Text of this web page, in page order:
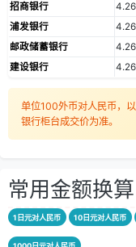
招商银行
浦发银行
邮政储蓄银行
建设银行
4.26
单位100外币对人民币，
银行柜台成交价为准。
常用金额换算
1日元对人民币 10日元对人民币